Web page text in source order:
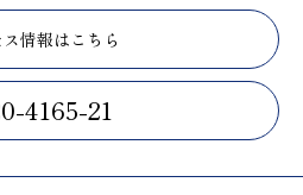
情報はこちら
4165-21